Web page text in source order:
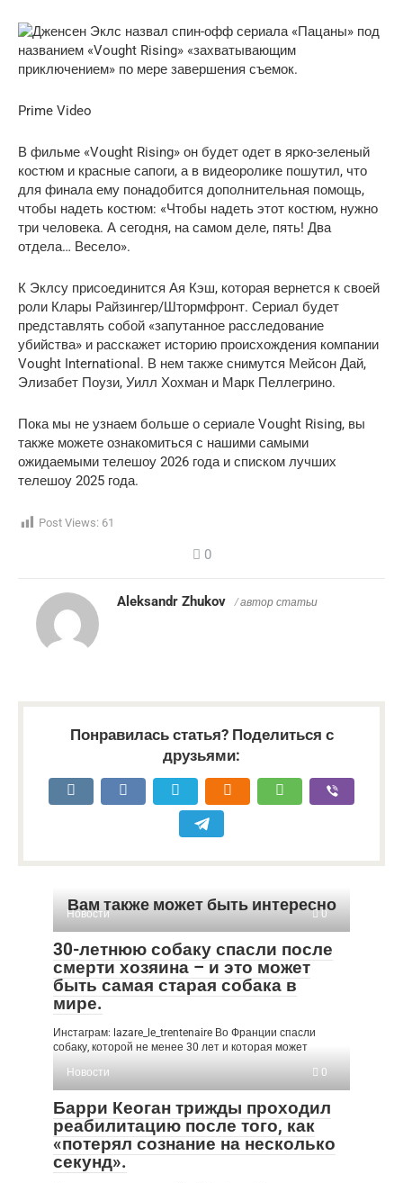
Prime Video
В фильме «Vought Rising» он будет одет в ярко-зеленый
костюм и красные сапоги, а в видеоролике пошутил, что
для финала ему понадобится дополнительная помощь,
чтобы надеть костюм: «Чтобы надеть этот костюм, нужно
три человека. А сегодня, на самом деле, пять! Два
отдела… Весело».
К Эклсу присоединится Ая Кэш, которая вернется к своей
роли Клары Райзингер/Штормфронт. Сериал будет
представлять собой «запутанное расследование
убийства» и расскажет историю происхождения компании
Vought International. В нем также снимутся Мейсон Дай,
Элизабет Поузи, Уилл Хохман и Марк Пеллегрино.
Пока мы не узнаем больше о сериале Vought Rising, вы
также можете ознакомиться с нашими самыми
ожидаемыми телешоу 2026 года и списком лучших
телешоу 2025 года.
Post Views: 61
0
Aleksandr Zhukov / автор статьи
Понравилась статья? Поделиться с
друзьями:
Вам также может быть интересно
Новости 0
30-летнюю собаку спасли после
смерти хозяина – и это может
быть самая старая собака в
мире.
Инстаграм: lazare_le_trentenaire Во Франции спасли
собаку, которой не менее 30 лет и которая может
Новости
0
Барри Кеоган трижды проходил
реабилитацию после того, как
«потерял сознание на несколько
секунд».